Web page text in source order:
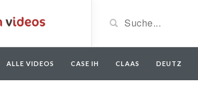
ALLE VIDEOS CASE IH CLAAS DEUTZ